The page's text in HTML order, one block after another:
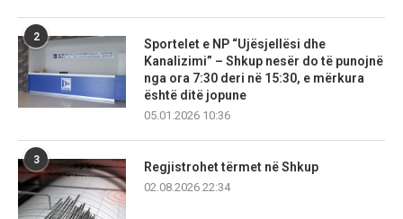
2
Sportelet e NP “Ujësjellësi dhe
Kanalizimi” – Shkup nesër do të punojnë
nga ora 7:30 deri në 15:30, e mërkura
është ditë jopune
05.01.2026 10:36
3
Regjistrohet tërmet në Shkup
02.08.2026 22:34